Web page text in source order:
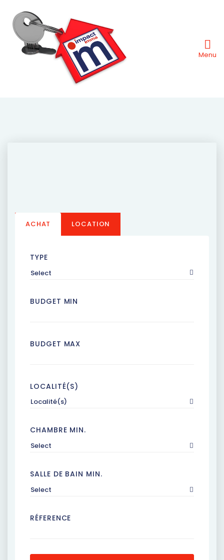
Menu
ACHAT LOCATION
TYPE
Select
BUDGET MIN
BUDGET MAX
LOCALITÉ(S)
Localité(s)
CHAMBRE MIN.
Select
SALLE DE BAIN MIN.
Select
RÉFERENCE